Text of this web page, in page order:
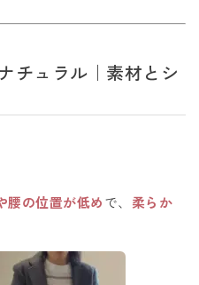
チュラル｜素材とシ
腰の位置が低めで、 柔らか